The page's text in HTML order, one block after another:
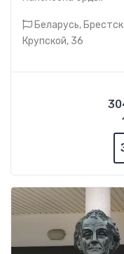
Беларусь,
Крупской, 36